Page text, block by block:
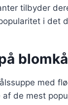
tilbyder
i det
med
af de mest